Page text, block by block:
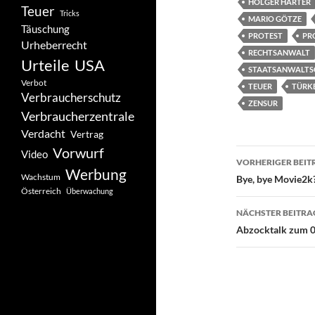
MARIO GÖTZE
PROTEST
RECHTSANWALT
TEUER
ZENSUR
VORHERIGER
Bye, bye
NÄCHSTER
Abzocktalk zum
Teuer Tricks
Täuschung
Urheberrecht
Urteile USA
Verbot
Verbraucherschutz
Verbraucherzentrale
Verdacht Vertrag
Video Vorwurf
Wachstum Werbung
Österreich Überwachung